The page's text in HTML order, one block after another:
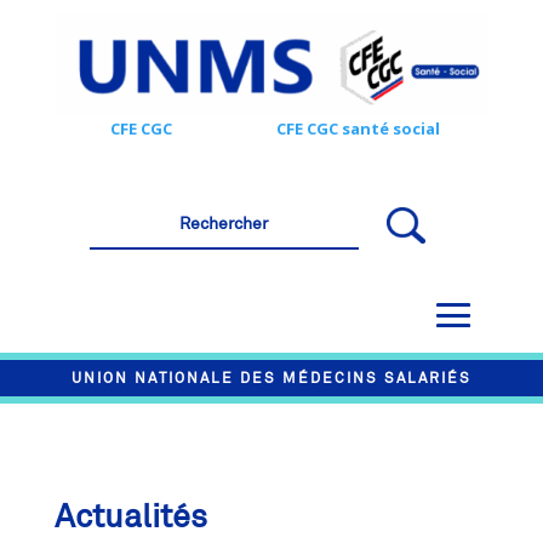
CFE CGC CFE CGC santé social
UNION NATIONALE DES MÉDECINS SALARIÉS
Actualités